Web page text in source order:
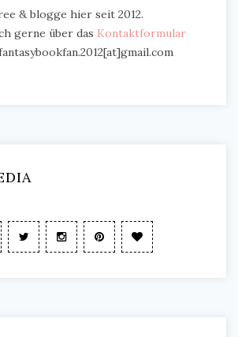
& blogge hier seit 2012.
gerne über das Kontaktformular